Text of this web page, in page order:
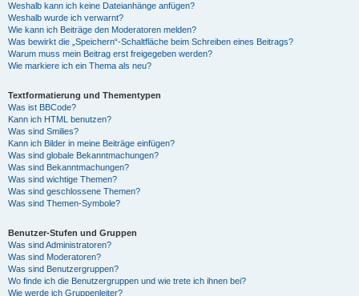
Weshalb kann ich keine Dateianhänge anfügen?
Weshalb wurde ich verwarnt?
Wie kann ich Beiträge den Moderatoren melden?
Was bewirkt die „Speichern“-Schaltfläche beim Schreiben eines Beitrags?
Warum muss mein Beitrag erst freigegeben werden?
Wie markiere ich ein Thema als neu?
Textformatierung und Thementypen
Was ist BBCode?
Kann ich HTML benutzen?
Was sind Smilies?
Kann ich Bilder in meine Beiträge einfügen?
Was sind globale Bekanntmachungen?
Was sind Bekanntmachungen?
Was sind wichtige Themen?
Was sind geschlossene Themen?
Was sind Themen-Symbole?
Benutzer-Stufen und Gruppen
Was sind Administratoren?
Was sind Moderatoren?
Was sind Benutzergruppen?
Wo finde ich die Benutzergruppen und wie trete ich ihnen bei?
Wie werde ich Gruppenleiter?